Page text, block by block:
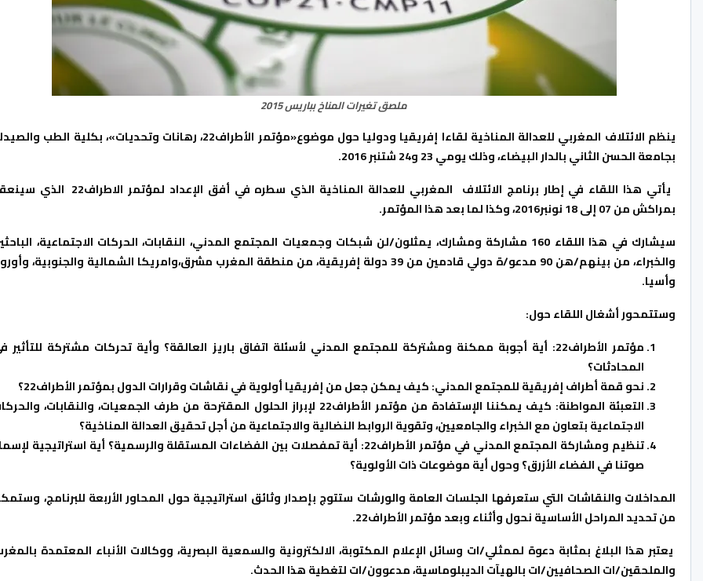
ملصق تغيرات المناخ بباريس 2015
ينظم الائتلاف المغربي للعدالة المناخية لقاءا إفريقيا ودوليا حول موضوع«مؤتمر الأطراف22، رهانات وتحديات»، بكلية الطب
بجامعة الحسن الثاني بالدار البيضاء، وذلك يومي 23 و24 شتنبر 2016.
يأتي هذا اللقاء في إطار برنامج الائتلاف المغربي للعدالة المناخية الذي سطره في أفق الإعداد لمؤتمر
بمراكش من 07 إلى 18 نونبر2016، وكذا لما بعد هذا المؤتمر.
سيشارك في هذا اللقاء 160 مشاركة ومشارك، يمثلون/لن شبكات وجمعيات المجتمع المدني، النقابات، الحركات الاجتماعية،
والخبراء، من بينهم/هن 90 مدعو/ة دولي قادمين من 39 دولة إفريقية، من منطقة المغرب مشرق،وامريكا الشمالية والجنوبية،
وأسيا.
وستتمحور أشغال اللقاء حول:
مؤتمر الأطراف22: أية أجوبة ممكنة ومشتركة للمجتمع المدني لأسئلة اتفاق باريز العالقة؟ وأية تحركات مشتركة للتأثير
المحادثات؟
نحو قمة أطراف إفريقية للمجتمع المدني: كيف يمكن جعل من إفريقيا أولوية في نقاشات وقرارات الدول بمؤتمر الأطراف22؟
التعبئة المواطنة: كيف يمكننا الإستفادة من مؤتمر الأطراف22 لإبراز الحلول المقترحة من طرف الجمعيات، والنقابات،
الاجتماعية بتعاون مع الخبراء والجامعيين، وتقوية الروابط النضالية والاجتماعية من أجل تحقيق العدالة المناخية؟
تنظيم ومشاركة المجتمع المدني في مؤتمر الأطراف22: أية تمفصلات بين الفضاءات المستقلة والرسمية؟ أية استراتيجية
صوتنا في الفضاء الأزرق؟ وحول أية موضوعات ذات الأولوية؟
المداخلات والنقاشات التي ستعرفها الجلسات العامة والورشات ستتوج بإصدار وثائق استراتيجية حول المحاور الأربعة للبرنامج،
من تحديد المراحل الأساسية نحول وأثناء وبعد مؤتمر الأطراف22.
يعتبر هذا البلاغ بمثابة دعوة لممثلي/ات وسائل الإعلام المكتوبة، الالكترونية والسمعية البصرية، ووكالات الأنباء المعتمدة
والملحقين/ات الصحافيين/ات بالهيآت الديبلوماسية، مدعوون/ات لتغطية هذا الحدث.